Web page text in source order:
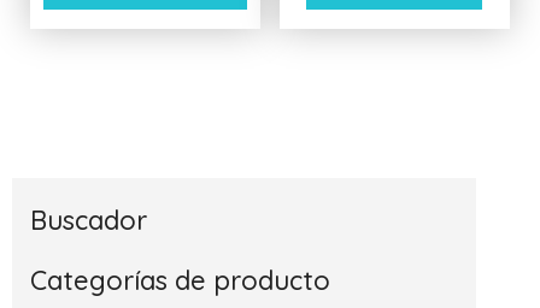
Buscador
Categorías de producto